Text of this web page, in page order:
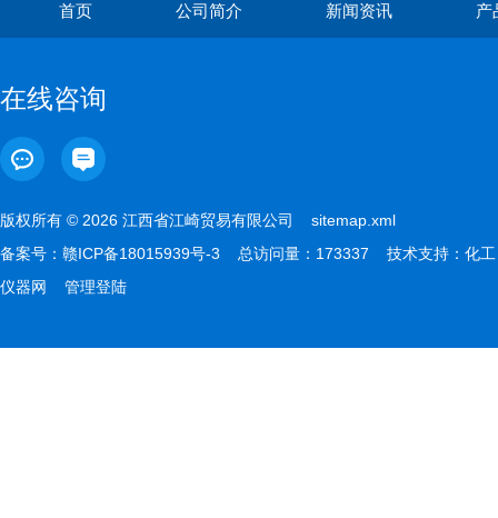
首页 公司简介 新闻资讯 产
在线咨询
版权所有 © 2026 江西省江崎贸易有限公司 sitemap.xml
备案号： 赣ICP备18015939号-3 总访问量：173337 技术支持： 化工
仪器网
管理登陆